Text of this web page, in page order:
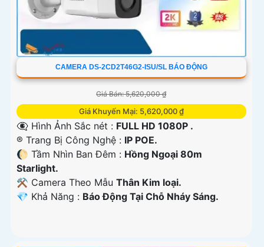
CAMERA DS-2CD2T46G2-ISU/SL BÁO ĐỘNG
Giá Bán: 5,620,000 ₫
Giá Khuyến Mại: 5,620,000 ₫
👁️‍🗨 Hình Ảnh Sắc nét : FULL HD 1080P .
®️ Trang Bị Công Nghệ : IP POE.
🌔 Tầm Nhìn Ban Đêm : Hồng Ngoại 80m
Starlight.
⚒ Camera Theo Mẫu Thân Kim loại.
️💎 Khả Năng : Báo Động Tại Chỗ Nháy Sáng.